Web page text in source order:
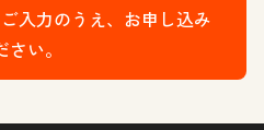
入力のうえ、お申し込み
さい。